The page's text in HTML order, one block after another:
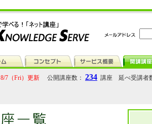
8/7（Fri）更新 公開講座数： 234 講座 延べ受講者